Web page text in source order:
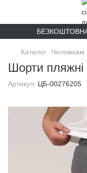
Каталог Чоловікам
Шорти пляжні
Артикул: ЦБ-00276205